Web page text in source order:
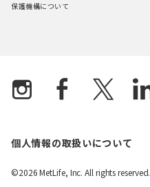
保護機構について
個人情報の取扱いについて
©2026 MetLife, Inc. All rights reserved.